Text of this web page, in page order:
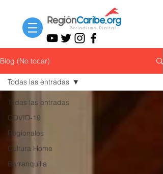
Blog (No tocar)
Todas las entradas
COVID-19
Regionales
Cultura Home
Barranquilla
Todas las entradas